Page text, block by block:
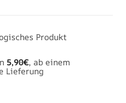
Produkt
5,90€, ab einem
Lieferung